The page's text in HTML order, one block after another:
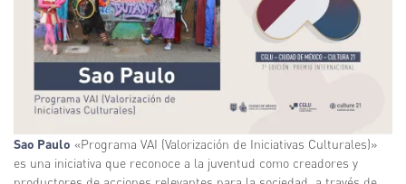
Sao Paulo «Programa VAI (Valorización de Iniciativas Culturales)»
es una iniciativa que reconoce a la juventud como creadores y